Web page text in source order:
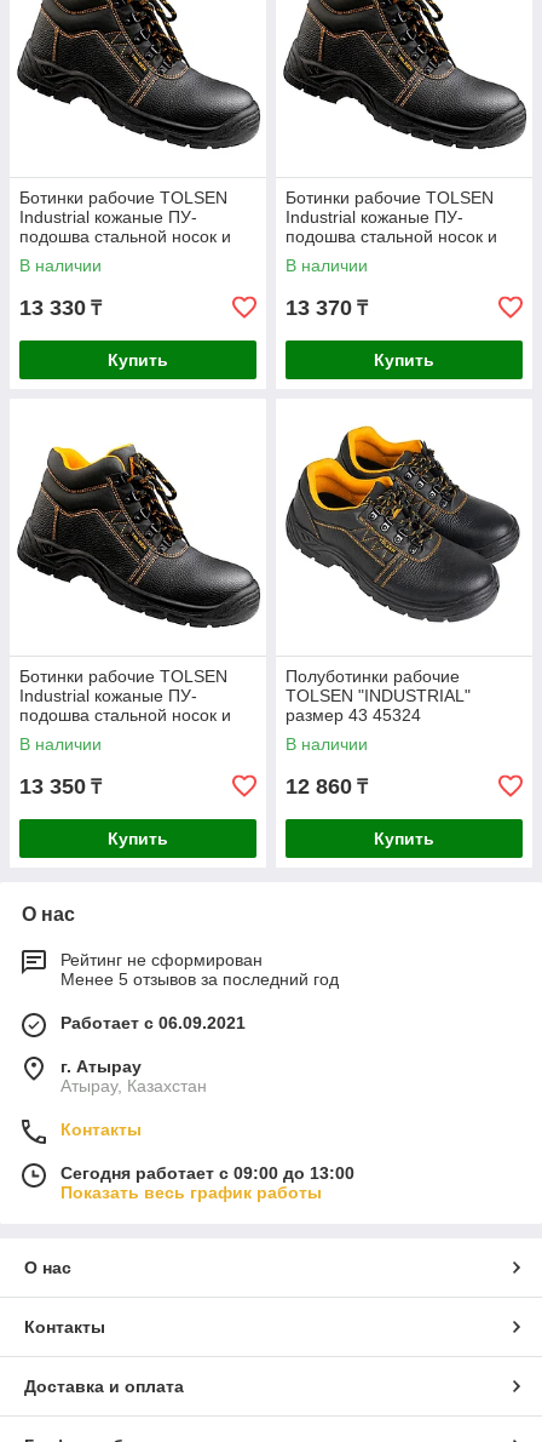
Ботинки рабочие TOLSEN
Industrial кожаные ПУ-
подошва стальной носок и
стелька р.39 45351
В наличии
13 330 ₸
Купить
Ботинки рабочие TOLSEN
Industrial кожаные ПУ-
подошва стальной носок и
стелька р.41 45353
В наличии
13 370 ₸
Купить
Ботинки рабочие TOLSEN
Industrial кожаные ПУ-
подошва стальной носок и
стелька р.40 45352
В наличии
13 350 ₸
Купить
Полуботинки рабочие
TOLSEN "INDUSTRIAL"
размер 43 45324
В наличии
12 860 ₸
Купить
О нас
Рейтинг не сформирован
Менее 5 отзывов за последний год
Работает с 06.09.2021
г. Атырау
Атырау, Казахстан
Контакты
Сегодня работает с 09:00 до 13:00
Показать весь график работы
О нас
Контакты
Доставка и оплата